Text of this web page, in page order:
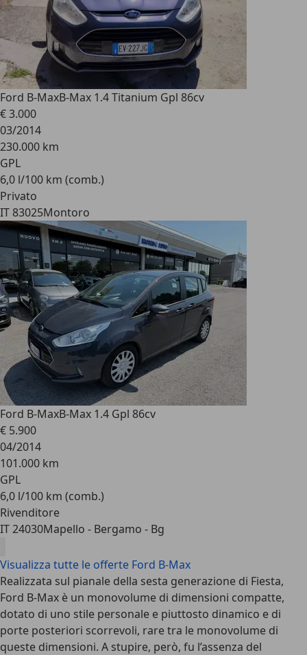
Ford B-MaxB-Max 1.4 Titanium Gpl 86cv
€ 3.000
03/2014
230.000 km
GPL
6,0 l/100 km (comb.)
Privato
IT 83025Montoro
Ford B-MaxB-Max 1.4 Gpl 86cv
€ 5.900
04/2014
101.000 km
GPL
6,0 l/100 km (comb.)
Rivenditore
IT 24030Mapello - Bergamo - Bg
Visualizza tutte le offerte Ford B-Max
Realizzata sul pianale della sesta generazione di Fiesta,
Ford B-Max è un monovolume di dimensioni compatte,
dotato di uno stile personale e piuttosto dinamico e di
porte posteriori scorrevoli, rare tra le monovolume di
queste dimensioni. A stupire, però, fu l’assenza del